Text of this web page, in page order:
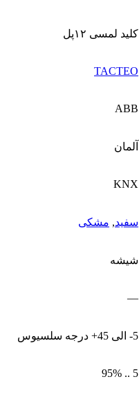
کلید لمسی ۱۲پل
TACTEO
ABB
آلمان
KNX
سفید, مشکی
شیشه
—
5- الی 45+ درجه سلسیوس
5 .. 95%